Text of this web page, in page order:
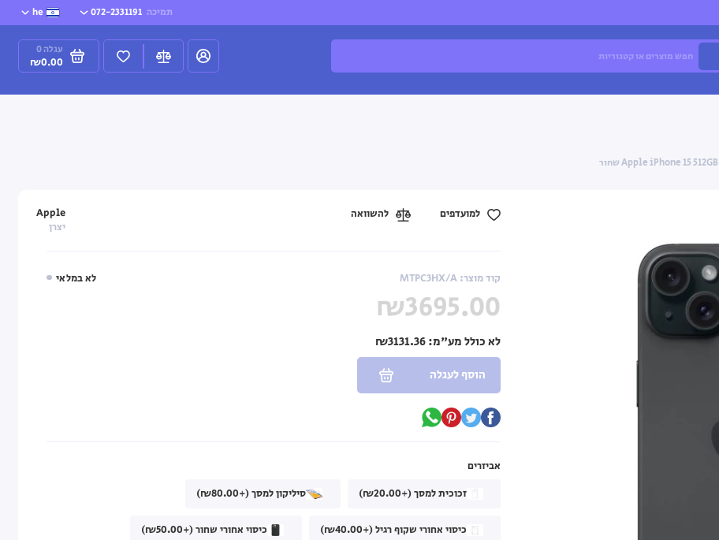
תמיכה 072-2331191
he
עגלה 0
₪0.00
לא במלאי קוד מוצר: MTPC3HX/A
Apple
יצרן
₪3695.00
לא כולל מע"מ:
הוסף לעגלה
למועדפים להשוואה
אביזרים
זכוכית למסך (+₪20.00)
סיליקון למסך (+₪80.00)
כיסוי אחורי שקוף רגיל (+₪40.00) כיסוי אחורי שחור (+₪50.00)